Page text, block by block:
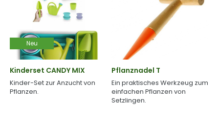
Neu
Kinderset CANDY MIX
Kinder-Set zur Anzucht von
Pflanzen.
Pflanznadel T
Ein praktisches Werkzeug zum
einfachen Pflanzen von
Setzlingen.